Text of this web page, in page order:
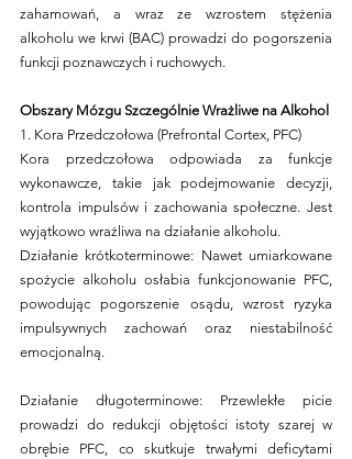
zahamowań, a wraz ze wzrostem stężenia
alkoholu we krwi (BAC) prowadzi do pogorszenia
funkcji poznawczych i ruchowych.
Obszary Mózgu Szczególnie Wrażliwe na Alkohol
1. Kora Przedczołowa (Prefrontal Cortex, PFC)
Kora przedczołowa odpowiada za funkcje
wykonawcze, takie jak podejmowanie decyzji,
kontrola impulsów i zachowania społeczne. Jest
wyjątkowo wrażliwa na działanie alkoholu.
Działanie krótkoterminowe: Nawet umiarkowane
spożycie alkoholu osłabia funkcjonowanie PFC,
powodując pogorszenie osądu, wzrost ryzyka
impulsywnych zachowań oraz niestabilność
emocjonalną.
Działanie długoterminowe: Przewlekłe picie
prowadzi do redukcji objętości istoty szarej w
obrębie PFC, co skutkuje trwałymi deficytami